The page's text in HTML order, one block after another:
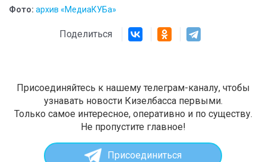
Фото: архив «МедиаКУБа»
Поделиться
Присоединяйтесь к нашему телеграм-каналу, чтобы
узнавать новости Кизелбасса первыми.
Только самое интересное, оперативно и по существу.
Не пропустите главное!
Присоединиться